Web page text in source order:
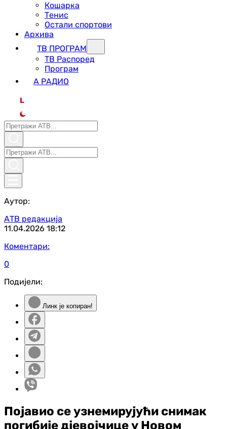
Кошарка
Тенис
Остали спортови
Архива
ТВ ПРОГРАМ
ТВ Распоред
Програм
А РАДИО
L
Аутор:
АТВ редакција
11.04.2026 18:12
Коментари:
0
Подијели:
Линк је копиран!
Појавио се узнемирујући снимак
погибије дјевојчице у Новом